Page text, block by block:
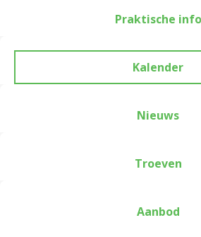
Praktische info
Kalender
Nieuws
Troeven
Aanbod